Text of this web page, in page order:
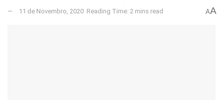
11 de Novembro, 2020 Reading Time: 2 mins read AA